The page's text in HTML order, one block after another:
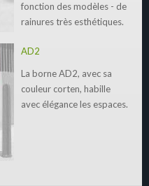
fonction des modèles - de
rainures très esthétiques.
AD2
La borne AD2, avec sa
couleur corten, habille
avec élégance les espaces.